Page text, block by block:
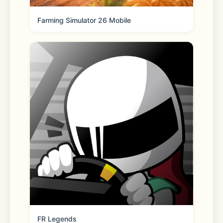
Real-time order tracking
Get live order updates sent straight
to your phone and track order status
any time from the homepage.
Reorder your essentials
Farming Simulator 26 Mobile
FR Legends